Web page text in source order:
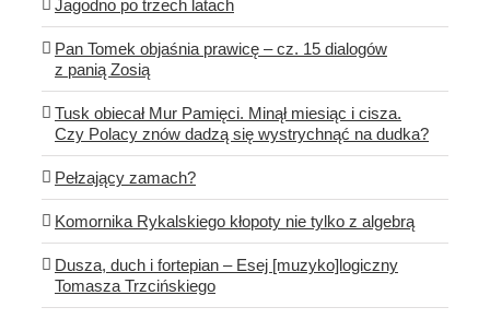
Jagodno po trzech latach
Pan Tomek objaśnia prawicę – cz. 15 dialogów
z panią Zosią
Tusk obiecał Mur Pamięci. Minął miesiąc i cisza.
Czy Polacy znów dadzą się wystrychnąć na dudka?
Pełzający zamach?
Komornika Rykalskiego kłopoty nie tylko z algebrą
Dusza, duch i fortepian – Esej [muzyko]logiczny
Tomasza Trzcińskiego